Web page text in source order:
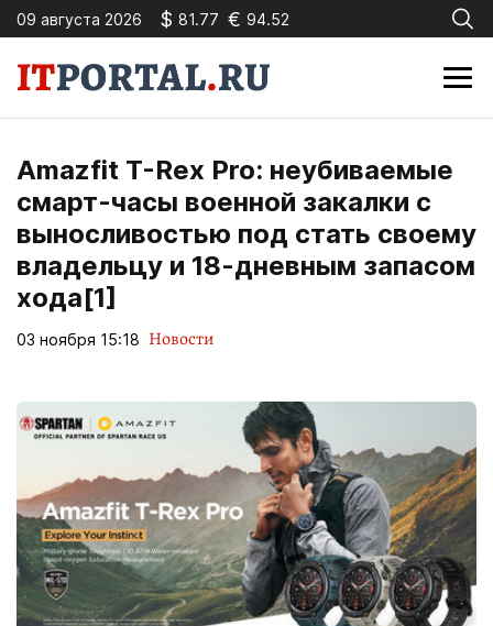
09 августа 2026 $ 81.77 € 94.52
Amazfit T-Rex Pro: неубиваемые
смарт-часы военной закалки с
выносливостью под стать своему
владельцу и 18-дневным запасом
хода[1]
03 ноября 15:18 Новости